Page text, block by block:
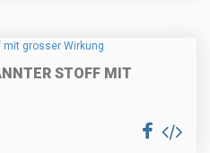
STOFF MIT